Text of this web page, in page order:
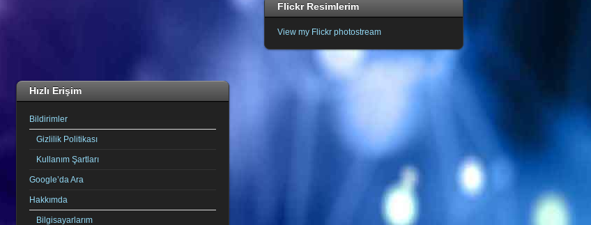
Flickr Resimlerim
View my Flickr photostream
Hızlı Erişim
Bildirimler
Gizlilik Politikası
Kullanım Şartları
Google’da Ara
Hakkımda
Bilgisayarlarım